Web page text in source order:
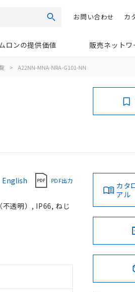
検索 カ
お問い合わせ
ロンの提供価値 販売ネットワ
> A22NN-MNA-NRA-G101-NN
English PDF出力
透明）, IP66, ねじ
カタ
アル